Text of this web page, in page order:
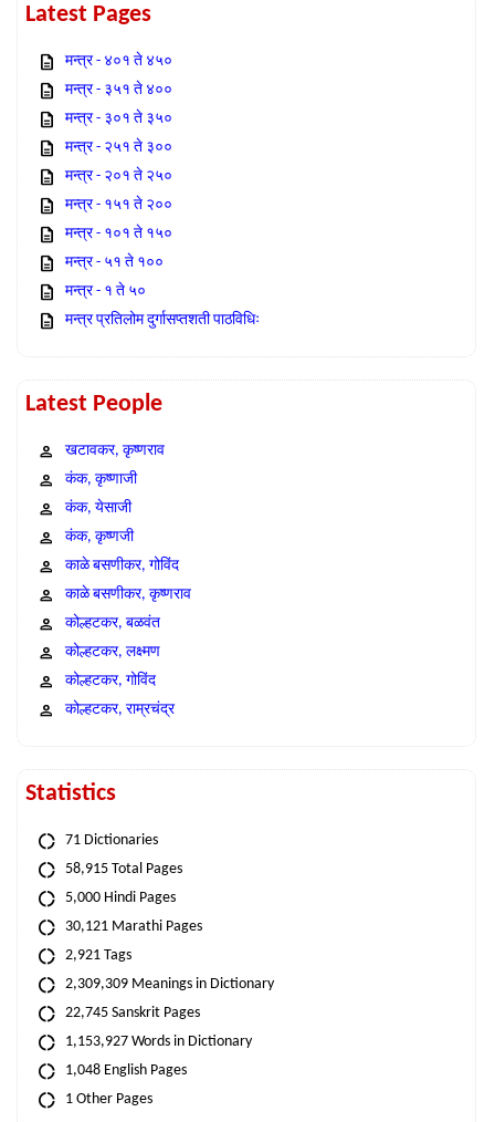
Latest Pages
मन्त्र - ४०१ ते ४५०
मन्त्र - ३५१ ते ४००
मन्त्र - ३०१ ते ३५०
मन्त्र - २५१ ते ३००
मन्त्र - २०१ ते २५०
मन्त्र - १५१ ते २००
मन्त्र - १०१ ते १५०
मन्त्र - ५१ ते १००
मन्त्र - १ ते ५०
मन्त्र प्रतिलोम दुर्गासप्तशती पाठविधिः
Latest People
खटावकर, कृष्णराव
कंक, कृष्णाजी
कंक, येसाजी
कंक, कृष्णजी
काळे बसणीकर, गोविंद
काळे बसणीकर, कृष्णराव
कोल्हटकर, बळवंत
कोल्हटकर, लक्ष्मण
कोल्हटकर, गोविंद
कोल्हटकर, राम्रचंद्र
Statistics
71 Dictionaries
58,915 Total Pages
5,000 Hindi Pages
30,121 Marathi Pages
2,921 Tags
2,309,309 Meanings in Dictionary
22,745 Sanskrit Pages
1,153,927 Words in Dictionary
1,048 English Pages
1 Other Pages